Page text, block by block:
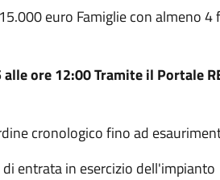
euro Famiglie con almeno 4
alle ore 12:00 Tramite il Portale
cronologico fino ad
di entrata in esercizio dell'impianto